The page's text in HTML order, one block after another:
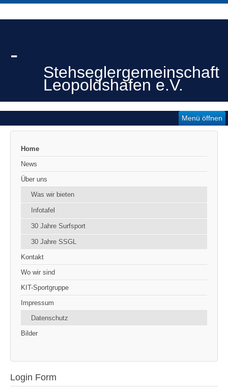
-
Stehseglergemeinschaft
Leopoldshafen e.V.
Menü öffnen
Home
News
Über uns
Was wir bieten
Infotafel
30 Jahre Surfsport
30 Jahre SSGL
Kontakt
Wo wir sind
KIT-Sportgruppe
Impressum
Datenschutz
Bilder
Login Form